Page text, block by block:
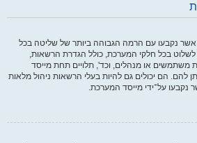
נקבעו עם הרמה הגבוהה ביותר של שליטה בכל
בכל חלקי המערכת, כולל הגדרת הרשאות,
משתמשים או מנהלים, וכד', תלויים תחת מייסד
הם יכולים גם להיות בעלי הרשאות ניהול מלאות
נקבעו על־ידי מייסד המערכת.